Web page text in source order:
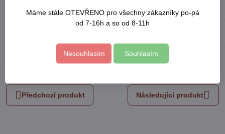
Předchozí produkt Následující produkt
Máme stále OTEVŘENO pro všechny zákazníky po-pá
od 7-16h a so od 8-11h
Nesouhlasím Souhlasím